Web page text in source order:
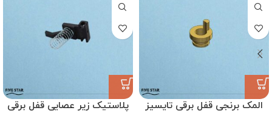
المک برنجی قفل برقی تایسیز
پلاستیک زیر عصایی قفل برقی